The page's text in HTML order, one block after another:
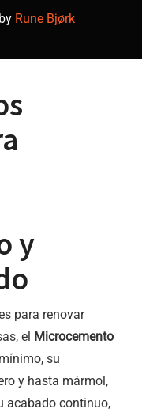
by Rune Bjørk
y
para renovar
el Microcemento
su
y hasta mármol,
acabado continuo,